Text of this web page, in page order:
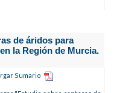
de áridos para
la Región de Murcia.
Sumario